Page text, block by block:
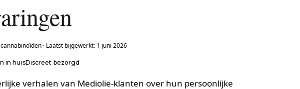
· Laatst bijgewerkt: 1 juni 2026
in huisDiscreet bezorgd
verhalen van Mediolie-klanten over hun persoonlijke